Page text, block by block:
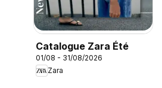
Catalogue Zara Été
01/08 - 31/08/2026
Zara